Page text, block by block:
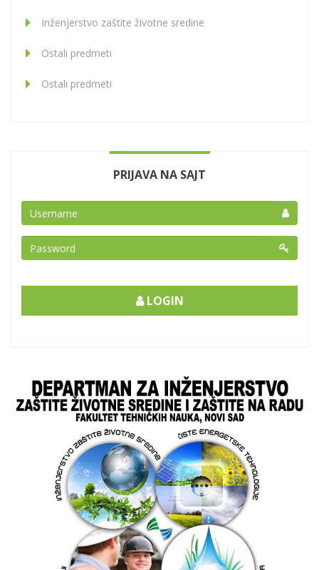
Inženjerstvo zaštite životne sredine
Ostali predmeti
Ostali predmeti
PRIJAVA NA SAJT
LOGIN